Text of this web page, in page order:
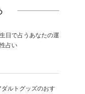
日で占うあなたの運
占い
ダルトグッズのおす